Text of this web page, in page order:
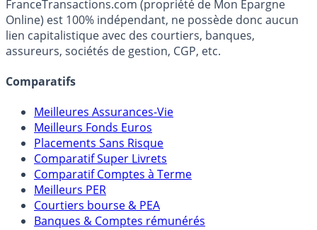
FranceTransactions.com (propriété de Mon Epargne
Online) est 100% indépendant, ne possède donc aucun
lien capitalistique avec des courtiers, banques,
assureurs, sociétés de gestion, CGP, etc.
Comparatifs
Meilleures Assurances-Vie
Meilleurs Fonds Euros
Placements Sans Risque
Comparatif Super Livrets
Comparatif Comptes à Terme
Meilleurs PER
Courtiers bourse & PEA
Banques & Comptes rémunérés